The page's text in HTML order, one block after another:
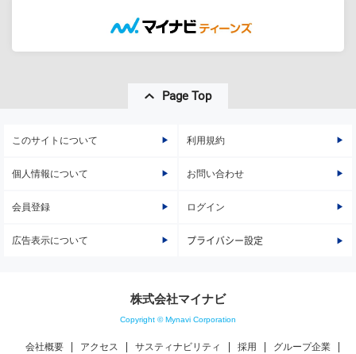
Page Top
このサイトについて 利用規約
個人情報について お問い合わせ
会員登録 ログイン
広告表示について プライバシー設定
株式会社マイナビ
Copyright © Mynavi Corporation
会社概要 アクセス サスティナビリティ 採用 グループ企業